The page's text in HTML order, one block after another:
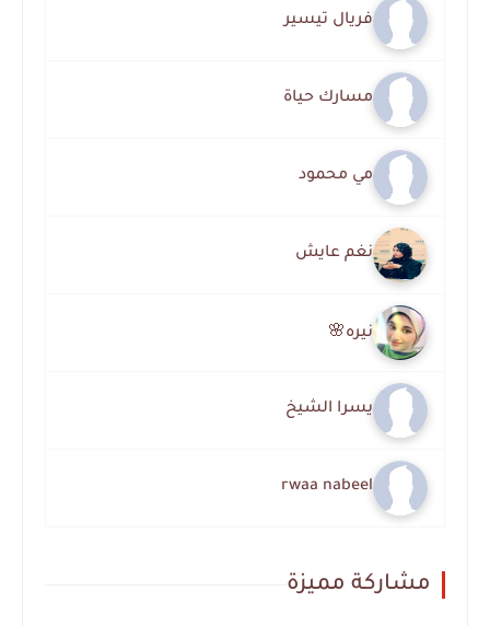
فريال تيسير
مسارك حياة
مي محمود
نغم عايش
نيره🌸
يسرا الشيخ
rwaa nabeel
مشاركة مميزة